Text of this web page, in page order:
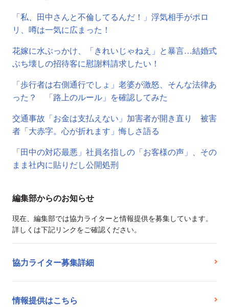
「私、田中さんと不倫してるんだ！」浮気相手がポロ
リ、噂は一気に広まった！
花嫁に水ぶっかけ、「きれいじゃねえ」と暴言…結婚式
ぶち壊しの招待客に慰謝料請求したい！
「歩行者は右側通行でしょ」老婆が激怒、そんな法律あ
った？ 「路上のルール」を確認してみた
交通事故「お金は支払えない」加害者が開き直り 被害
者「大赤字。心が折れます」悔しさ語る
「田中の対応最悪」社員名指しの「お客様の声」、その
まま社内に貼りだし公開処刑
編集部からのお知らせ
現在、編集部では協力ライターと情報提供を募集しています。
詳しくは下記リンクをご確認ください。
協力ライター募集詳細
情報提供はこちら